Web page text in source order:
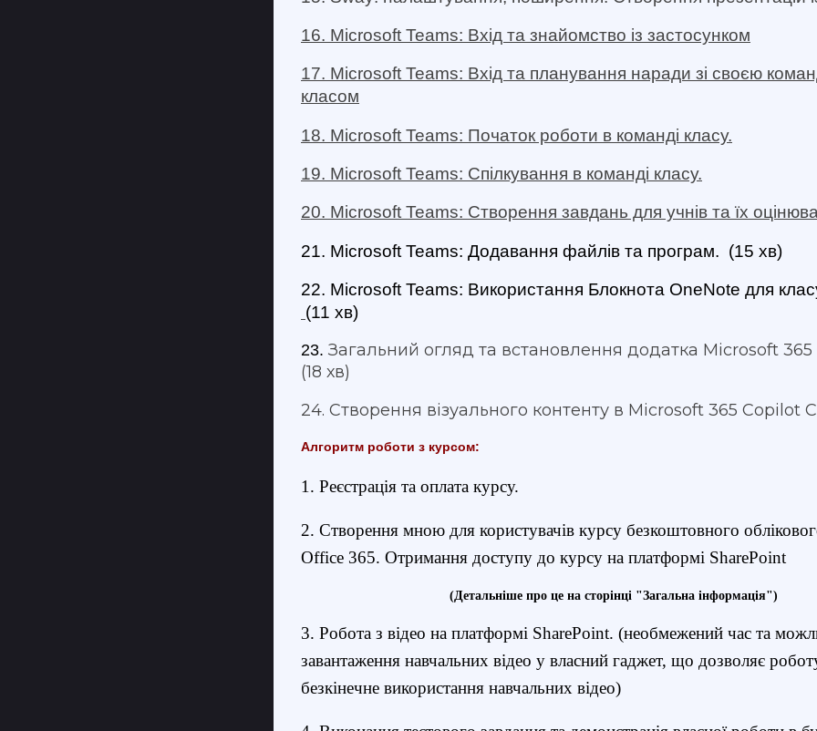
16. Microsoft Teams: Вхід та знайомство із застосунком
17. Microsoft Teams: Вхід та планування наради зі своєю
класом
18. Microsoft Teams: Початок роботи в команді класу.
19. Microsoft Teams: Спілкування в команді класу.
20. Microsoft Teams: Створення завдань для учнів та їх
21. Microsoft Teams: Додавання файлів та програм. (15 хв)
22. Microsoft Teams: Використання Блокнота OneNote для
(11 хв)
23. Загальний огляд та встановлення додатка Microsoft
(18 хв)
24. Створення візуального контенту в Microsoft 365 Copilot
Алгоритм роботи з курсом:
1. Реєстрація та оплата курсу.
2. Створення мною для користувачів курсу безкоштовного
Office 365. Отримання доступу до курсу на платформі SharePoint
(Детальніше про це на сторінці "Загальна інформація")
3. Робота з відео на платформі SharePoint. (необмежений час та
завантаження навчальних відео у власний гаджет, що дозволяє
безкінечне використання навчальних відео)